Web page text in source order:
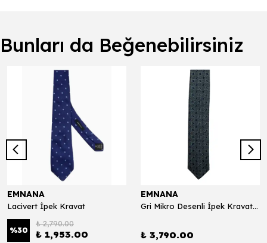
Bunları da Beğenebilirsiniz
EMNANA
Lacivert İpek Kravat
%30
₺ 2,790.00
₺ 1,953.00
EMNANA
Gri Mikro Desenli İpek Kravat - 10009
₺ 3,790.00